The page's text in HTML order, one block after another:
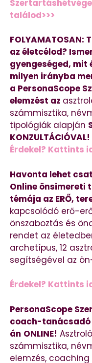
találod>>>
az életcélod?
gyengeséged, mit
milyen irányba
a PersonaScope
elemzést az
számmisztika,
tipológiák alapján
KONZULTÁCIÓVAL!
Érdekel? Kattints
Havonta lehet
Online önsimereti
témája az ERŐ,
kapcsolódó erő-
önszaboztás és
rendet az
archetípus, 12
segítségével az
Érdekel? Kattints
PersonaScope
coach-tanácsadó
án ONLINE!
számmisztika,
elemzés,